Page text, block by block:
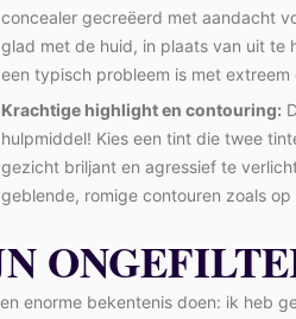
concealer gecreëerd met aandacht
glad met de huid, in plaats van uit te
een typisch probleem is met
Krachtige highlight en contouring:
hulpmiddel! Kies een tint die twee
gezicht briljant en agressief te
geblende, romige contouren zoals
enorme bekentenis doen: ik heb